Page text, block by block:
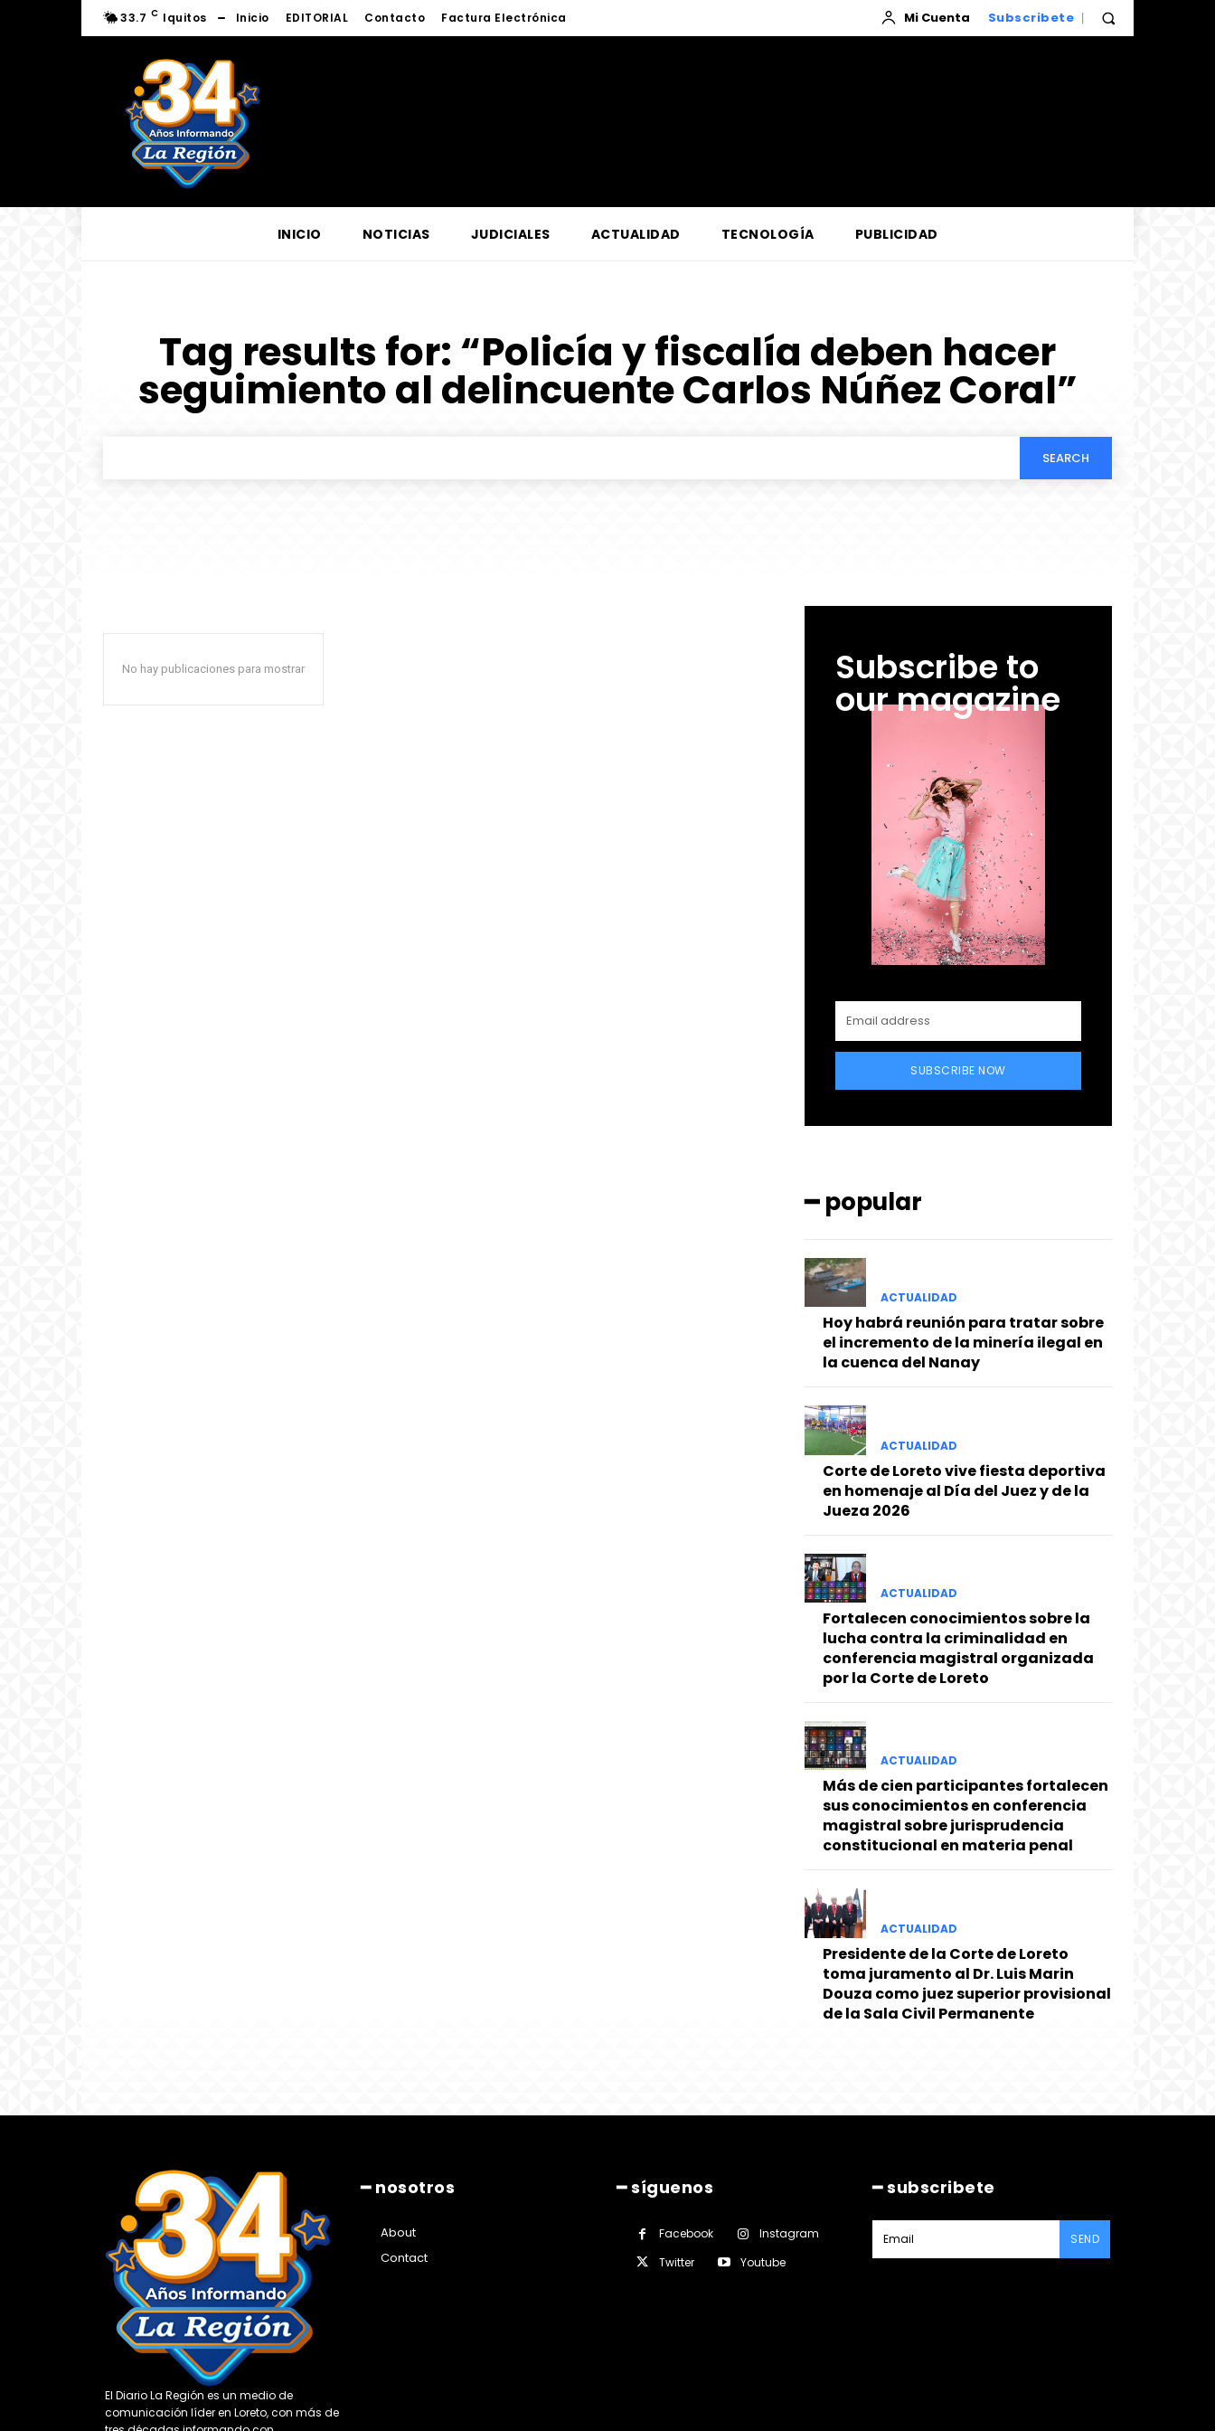
33.7 C Iquitos Inicio EDITORIAL Contacto Factura Electrónica Mi Cuenta Subscribete
INICIO NOTICIAS JUDICIALES ACTUALIDAD TECNOLOGÍA PUBLICIDAD
Tag results for: “Policía y fiscalía deben hacer
seguimiento al delincuente Carlos Núñez Coral”
SEARCH
No hay publicaciones para mostrar Subscribe to
our magazine
SUBSCRIBE NOW
━ popular
ACTUALIDAD
Hoy habrá reunión para tratar sobre
el incremento de la minería ilegal en
la cuenca del Nanay
ACTUALIDAD
Corte de Loreto vive fiesta deportiva
en homenaje al Día del Juez y de la
Jueza 2026
ACTUALIDAD
Fortalecen conocimientos sobre la
lucha contra la criminalidad en
conferencia magistral organizada
por la Corte de Loreto
ACTUALIDAD
Más de cien participantes fortalecen
sus conocimientos en conferencia
magistral sobre jurisprudencia
constitucional en materia penal
ACTUALIDAD
Presidente de la Corte de Loreto
toma juramento al Dr. Luis Marin
Douza como juez superior provisional
de la Sala Civil Permanente
El Diario La Región es un medio de
comunicación líder en Loreto, con más de
━ nosotros
About
Contact
━ síguenos
Facebook
Instagram
Twitter
Youtube
━ subscribete
SEND